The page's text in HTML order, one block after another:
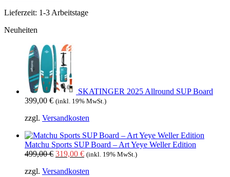
Lieferzeit: 1-3 Arbeitstage
Neuheiten
SKATINGER 2025 Allround SUP Board
399,00 € (inkl. 19% MwSt.)
zzgl. Versandkosten
Matchu Sports SUP Board – Art Yeye Weller Edition
499,00€ Ursprünglicher
war:
319,00 €Aktueller
ist:
(inkl. 19% MwSt.)
zzgl. Versandkosten